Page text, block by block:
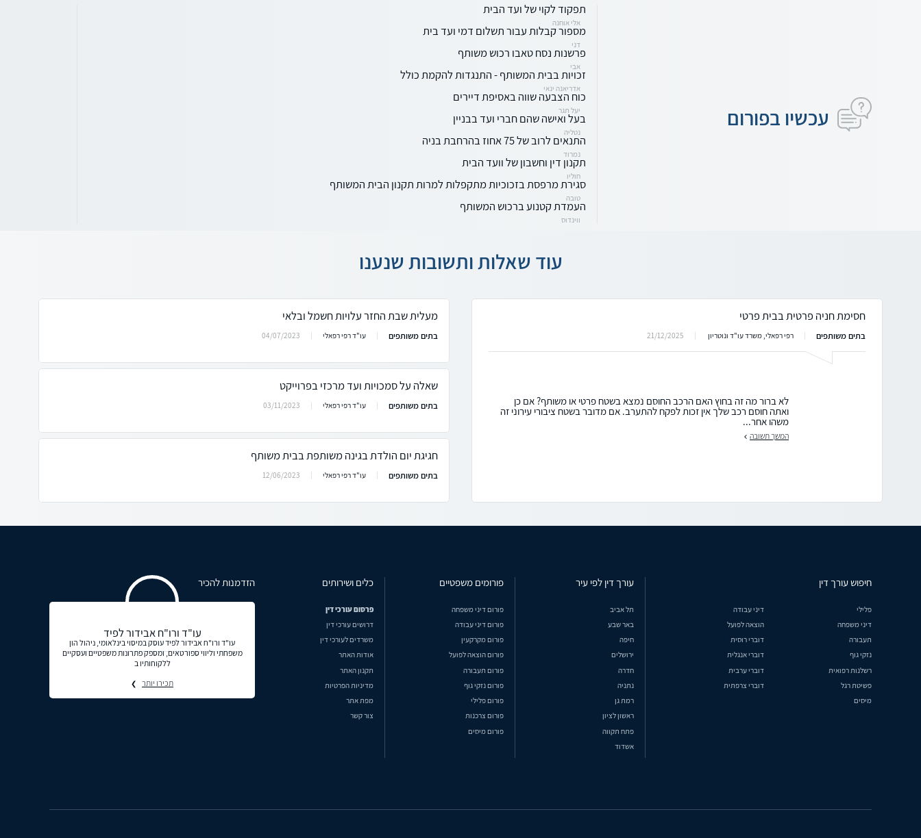
עכשיו בפורום
תפקוד לקוי של ועד הבית
אלי אוחנה
מספור קבלות עבור תשלום דמי ועד בית
דני
פרשנות נסח טאבו רכוש משותף
אבי
זכויות בבית המשותף - התנגדות להקמת כולל
אדריאנה ינאי
כוח הצבעה שווה באסיפת דיירים
יעל תגר
בעל ואישה שהם חברי ועד בבניין
נטליה
התנאים לרוב של 75 אחוז בהרחבת בניה
נמרוד
תקנון דין וחשבון של וועד הבית
חוליו
סגירת מרפסת בזכוכיות מתקפלות למרות תקנון הבית המשותף
טובה
העמדת קטנוע ברכוש המשותף
ווינדוס
עוד שאלות ותשובות שנענו
חסימת חניה פרטית בבית פרטי
בתים משותפים רפי רפאלי, משרד עו"ד ונוטריון 21/12/2025
לא ברור מה זה בחוץ האם הרכב החוסם נמצא בשטח פרטי או משותף? אם כן
ואתה חוסם רכב שלך אין זכות לפקח להתערב. אם מדובר בשטח ציבורי עירוני זה
משהו אחר...
המשך תשובה
מעלית שבת החזר עלויות חשמל ובלאי
בתים משותפים עו"ד רפי רפאלי 04/07/2023
שאלה על סמכויות ועד מרכזי בפרוייקט
בתים משותפים עו"ד רפי רפאלי 03/11/2023
חגיגת יום הולדת בגינה משותפת בבית משותף
בתים משותפים עו"ד רפי רפאלי 12/06/2023
חיפוש עורך דין
פלילי
דיני עבודה
דיני משפחה
הוצאה לפועל
תעבורה
דוברי רוסית
נזקי גוף
דוברי אנגלית
רשלנות רפואית
דוברי ערבית
פשיטת רגל
דוברי צרפתית
מיסים
עורך דין לפי עיר
תל אביב
באר שבע
חיפה
ירושלים
חדרה
נתניה
רמת גן
ראשון לציון
פתח תקווה
אשדוד
פורומים משפטיים
פורום דיני משפחה
פורום דיני עבודה
פורום מקרקעין
פורום הוצאה לפועל
פורום תעבורה
פורום נזקי גוף
פורום פלילי
פורום צרכנות
פורום מיסים
כלים ושירותים
פרסום עורכי דין
דרושים עורכי דין
משרדים לעורכי דין
אודות האתר
תקנון האתר
מדיניות הפרטיות
מפת אתר
צור קשר
הזדמנות להכיר
עו"ד ורו"ח אבידור לפיד
עו"ד ורו"ח אבידור לפיד עוסק במיסוי בינלאומי, ניהול הון
משפחתי וליווי ספורטאים, ומספק פתרונות משפטיים ועסקיים
ללקוחותיו ב
תכירו יותר